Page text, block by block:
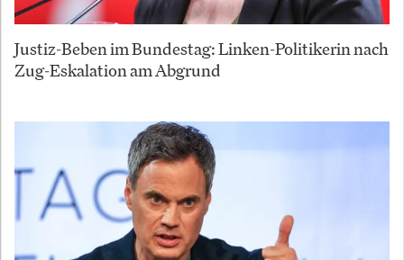
Justiz-Beben im Bundestag: Linken-Politikerin nach
Zug-Eskalation am Abgrund